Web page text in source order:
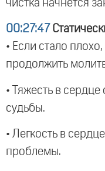
чистка начнется
00:27:47
• Если стало
продолжить
• Тяжесть в
судьбы.
• Легкость в
проблемы.